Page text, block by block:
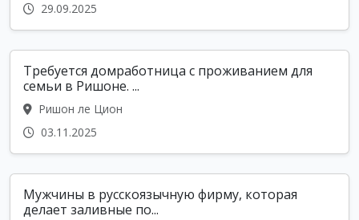
29.09.2025
Требуется домработница с проживанием для
семьи в Ришоне. ...
Ришон ле Цион
03.11.2025
Мужчины в русскоязычную фирму, которая
делает заливные по...